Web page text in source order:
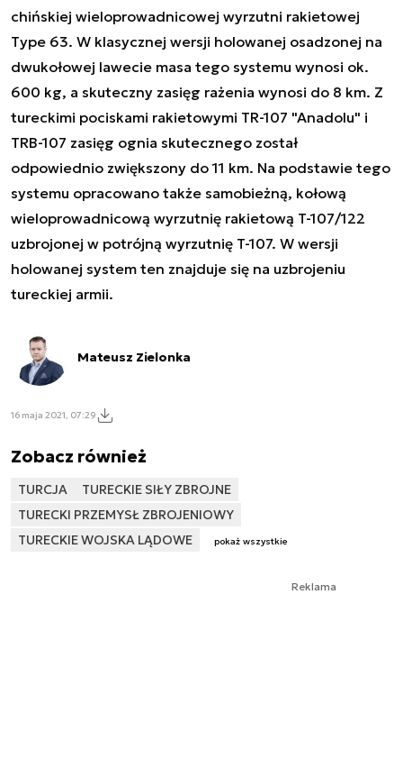
chińskiej wieloprowadnicowej wyrzutni rakietowej
Type 63. W klasycznej wersji holowanej osadzonej na
dwukołowej lawecie masa tego systemu wynosi ok.
600 kg, a skuteczny zasięg rażenia wynosi do 8 km. Z
tureckimi pociskami rakietowymi TR-107 "Anadolu" i
TRB-107 zasięg ognia skutecznego został
odpowiednio zwiększony do 11 km. Na podstawie tego
systemu opracowano także samobieżną, kołową
wieloprowadnicową wyrzutnię rakietową T-107/122
uzbrojonej w potrójną wyrzutnię T-107. W wersji
holowanej system ten znajduje się na uzbrojeniu
tureckiej armii.
Mateusz Zielonka
16 maja 2021, 07:29
Zobacz również
TURCJA
TURECKIE SIŁY ZBROJNE
TURECKI PRZEMYSŁ ZBROJENIOWY
TURECKIE WOJSKA LĄDOWE
pokaż wszystkie
Reklama